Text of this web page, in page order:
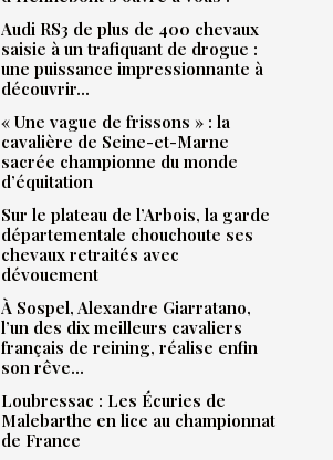
Audi RS3 de plus de 400 chevaux
saisie à un trafiquant de drogue :
une puissance impressionnante à
découvrir…
« Une vague de frissons » : la
cavalière de Seine-et-Marne
sacrée championne du monde
d’équitation
Sur le plateau de l’Arbois, la garde
départementale chouchoute ses
chevaux retraités avec
dévouement
À Sospel, Alexandre Giarratano,
l’un des dix meilleurs cavaliers
français de reining, réalise enfin
son rêve…
Loubressac : Les Écuries de
Malebarthe en lice au championnat
de France